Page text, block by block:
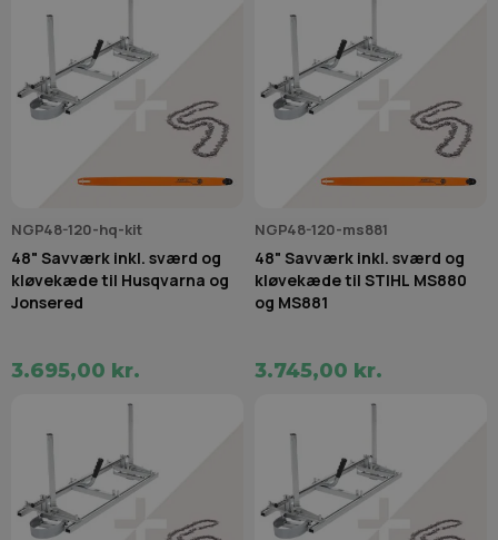
NGP48-120-hq-kit
48" Savværk inkl. sværd og
kløvekæde til Husqvarna og
Jonsered
3.695,00 kr.
NGP48-120-ms881
48" Savværk inkl. sværd og
kløvekæde til STIHL MS880
og MS881
3.745,00 kr.